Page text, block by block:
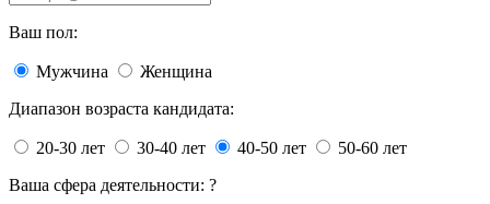
Ваш пол:
Мужчина
Женщина
Диапазон возраста кандидата:
20-30 лет 30-40 лет 40-50 лет
50-60 лет
Ваша сфера деятельности: ?